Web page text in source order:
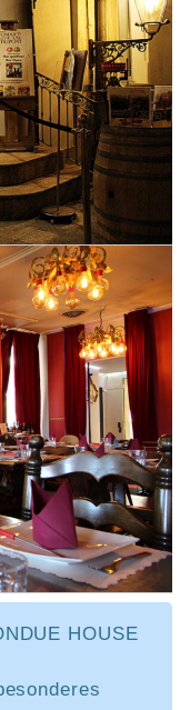
HOUSE